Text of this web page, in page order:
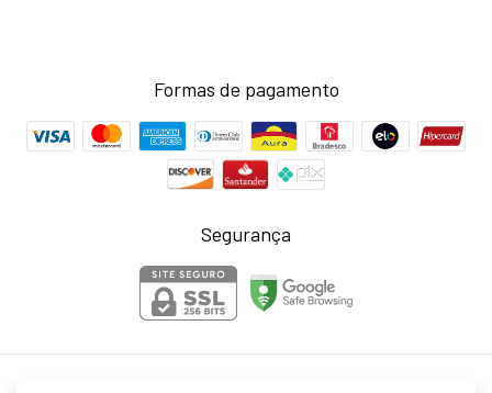
Formas de pagamento
Segurança